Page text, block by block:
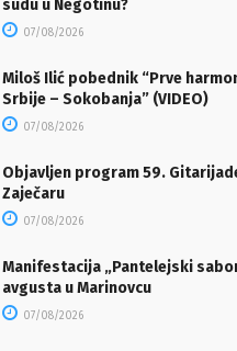
sudu u Negotinu?
07/08/2026
Miloš Ilić pobednik “Prve
Srbije – Sokobanja” (VIDEO)
07/08/2026
Objavljen program 59.
Zaječaru
07/08/2026
Manifestacija „Pantelejski
avgusta u Marinovcu
07/08/2026